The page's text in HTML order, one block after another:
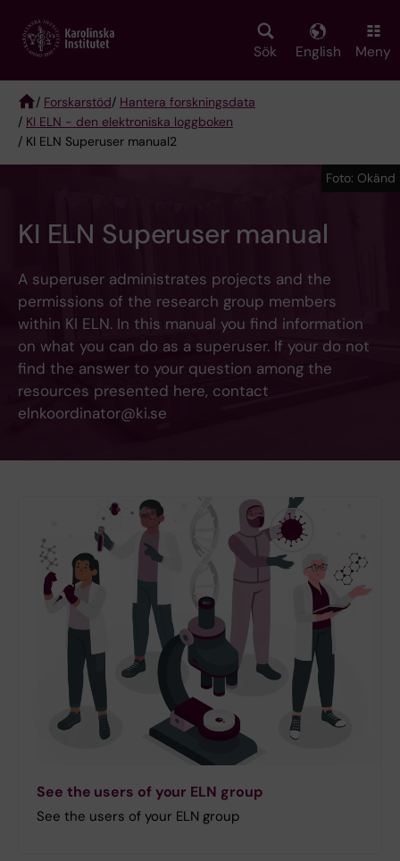
main
Sök English Meny
Breadcrumb
/ Forskarstöd/ Hantera forskningsdata
/ KI ELN - den elektroniska loggboken
/ KI ELN Superuser manual2
KI ELN Superuser manual
A superuser administrates projects and the
permissions of the research group members
within KI ELN. In this manual you find information
on what you can do as a superuser. If your do not
find the answer to your question among the
resources presented here, contact
elnkoordinator@ki.se
Foto: Okänd
See the users of your ELN group
See the users of your ELN group